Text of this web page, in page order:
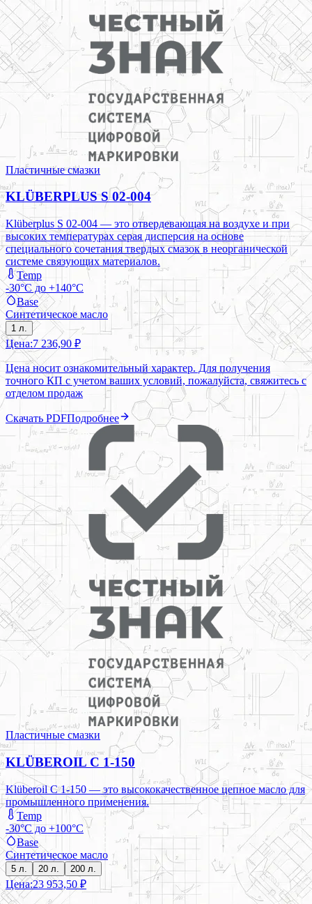
Пластичные смазки
KLÜBERPLUS S 02-004
Klüberplus S 02-004 — это отвердевающая на воздухе и при
высоких температурах серая дисперсия на основе
специального сочетания твердых смазок в неорганической
системе связующих материалов.
Temp
-30°C до +140°C
Base
Синтетическое масло
1 л.
Цена:7 236,90 ₽
Цена носит ознакомительный характер. Для получения
точного КП с учетом ваших условий, пожалуйста, свяжитесь с
отделом продаж
Скачать PDFПодробнее
Пластичные смазки
KLÜBEROIL C 1-150
Klüberoil C 1-150 — это высококачественное цепное масло для
промышленного применения.
Temp
-30°C до +100°C
Base
Синтетическое масло
5 л. 20 л. 200 л.
Цена:23 953,50 ₽